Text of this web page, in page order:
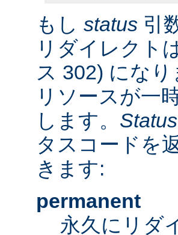
もし status 引
リダイレクト
ス 302) にな
リソースが一
します。 Status
タスコードを
きます:
permanent
永久にリダ